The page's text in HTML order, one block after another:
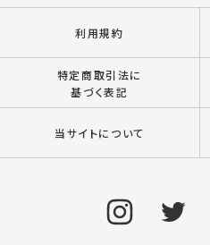
利用規約
特定商取引法に
基づく表記
当サイトについて